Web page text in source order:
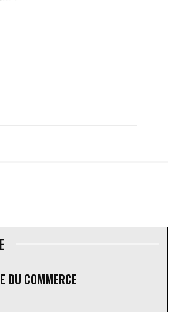
DU COMMERCE